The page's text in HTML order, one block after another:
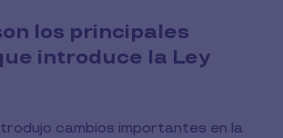
los principales
introduce la Ley
cambios importantes en la